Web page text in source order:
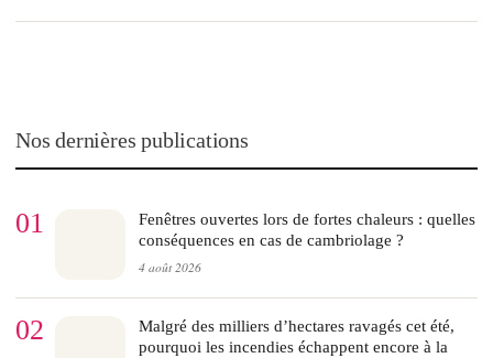
Nos dernières publications
01
Fenêtres ouvertes lors de fortes chaleurs : quelles
conséquences en cas de cambriolage ?
4 août 2026
02
Malgré des milliers d’hectares ravagés cet été,
pourquoi les incendies échappent encore à la